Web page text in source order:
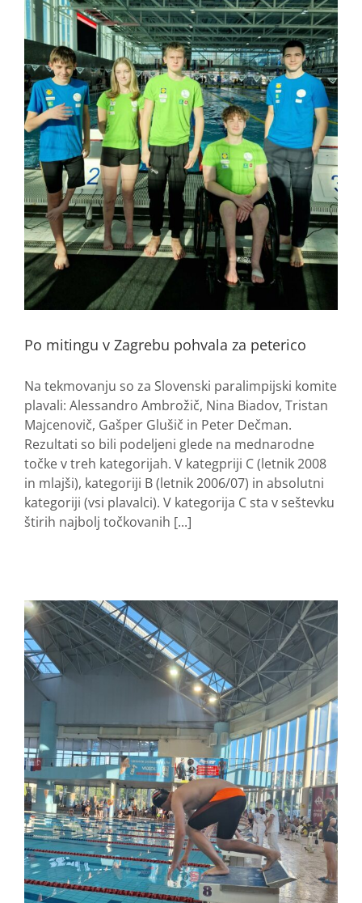
Po mitingu v Zagrebu pohvala za peterico
Na tekmovanju so za Slovenski paralimpijski komite
plavali: Alessandro Ambrožič, Nina Biadov, Tristan
Majcenovič, Gašper Glušič in Peter Dečman.
Rezultati so bili podeljeni glede na mednarodne
točke v treh kategorijah. V kategpriji C (letnik 2008
in mlajši), kategoriji B (letnik 2006/07) in absolutni
kategoriji (vsi plavalci). V kategorija C sta v seštevku
štirih najbolj točkovanih [...]